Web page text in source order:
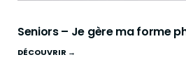
Seniors – Je gère ma forme
DÉCOUVRIR →